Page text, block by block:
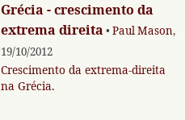
Grécia - crescimento da
extrema direita • Paul Mason,
19/10/2012
Crescimento da extrema-direita
na Grécia.